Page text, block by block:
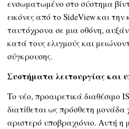
ενσωματωμένο στο σύστημα
εικόνες από το SideView και
ταυτόχρονα σε μια οθόνη,
κατά τους ελιγμούς και
σύγκρουσης.
Συστήματα λειτουργίας και
Το νέο, προαιρετικά διαθέσιμο
διατίθεται ως πρόσθετη μονάδα
αριστερό υποβραχιόνιο. Αυτή η